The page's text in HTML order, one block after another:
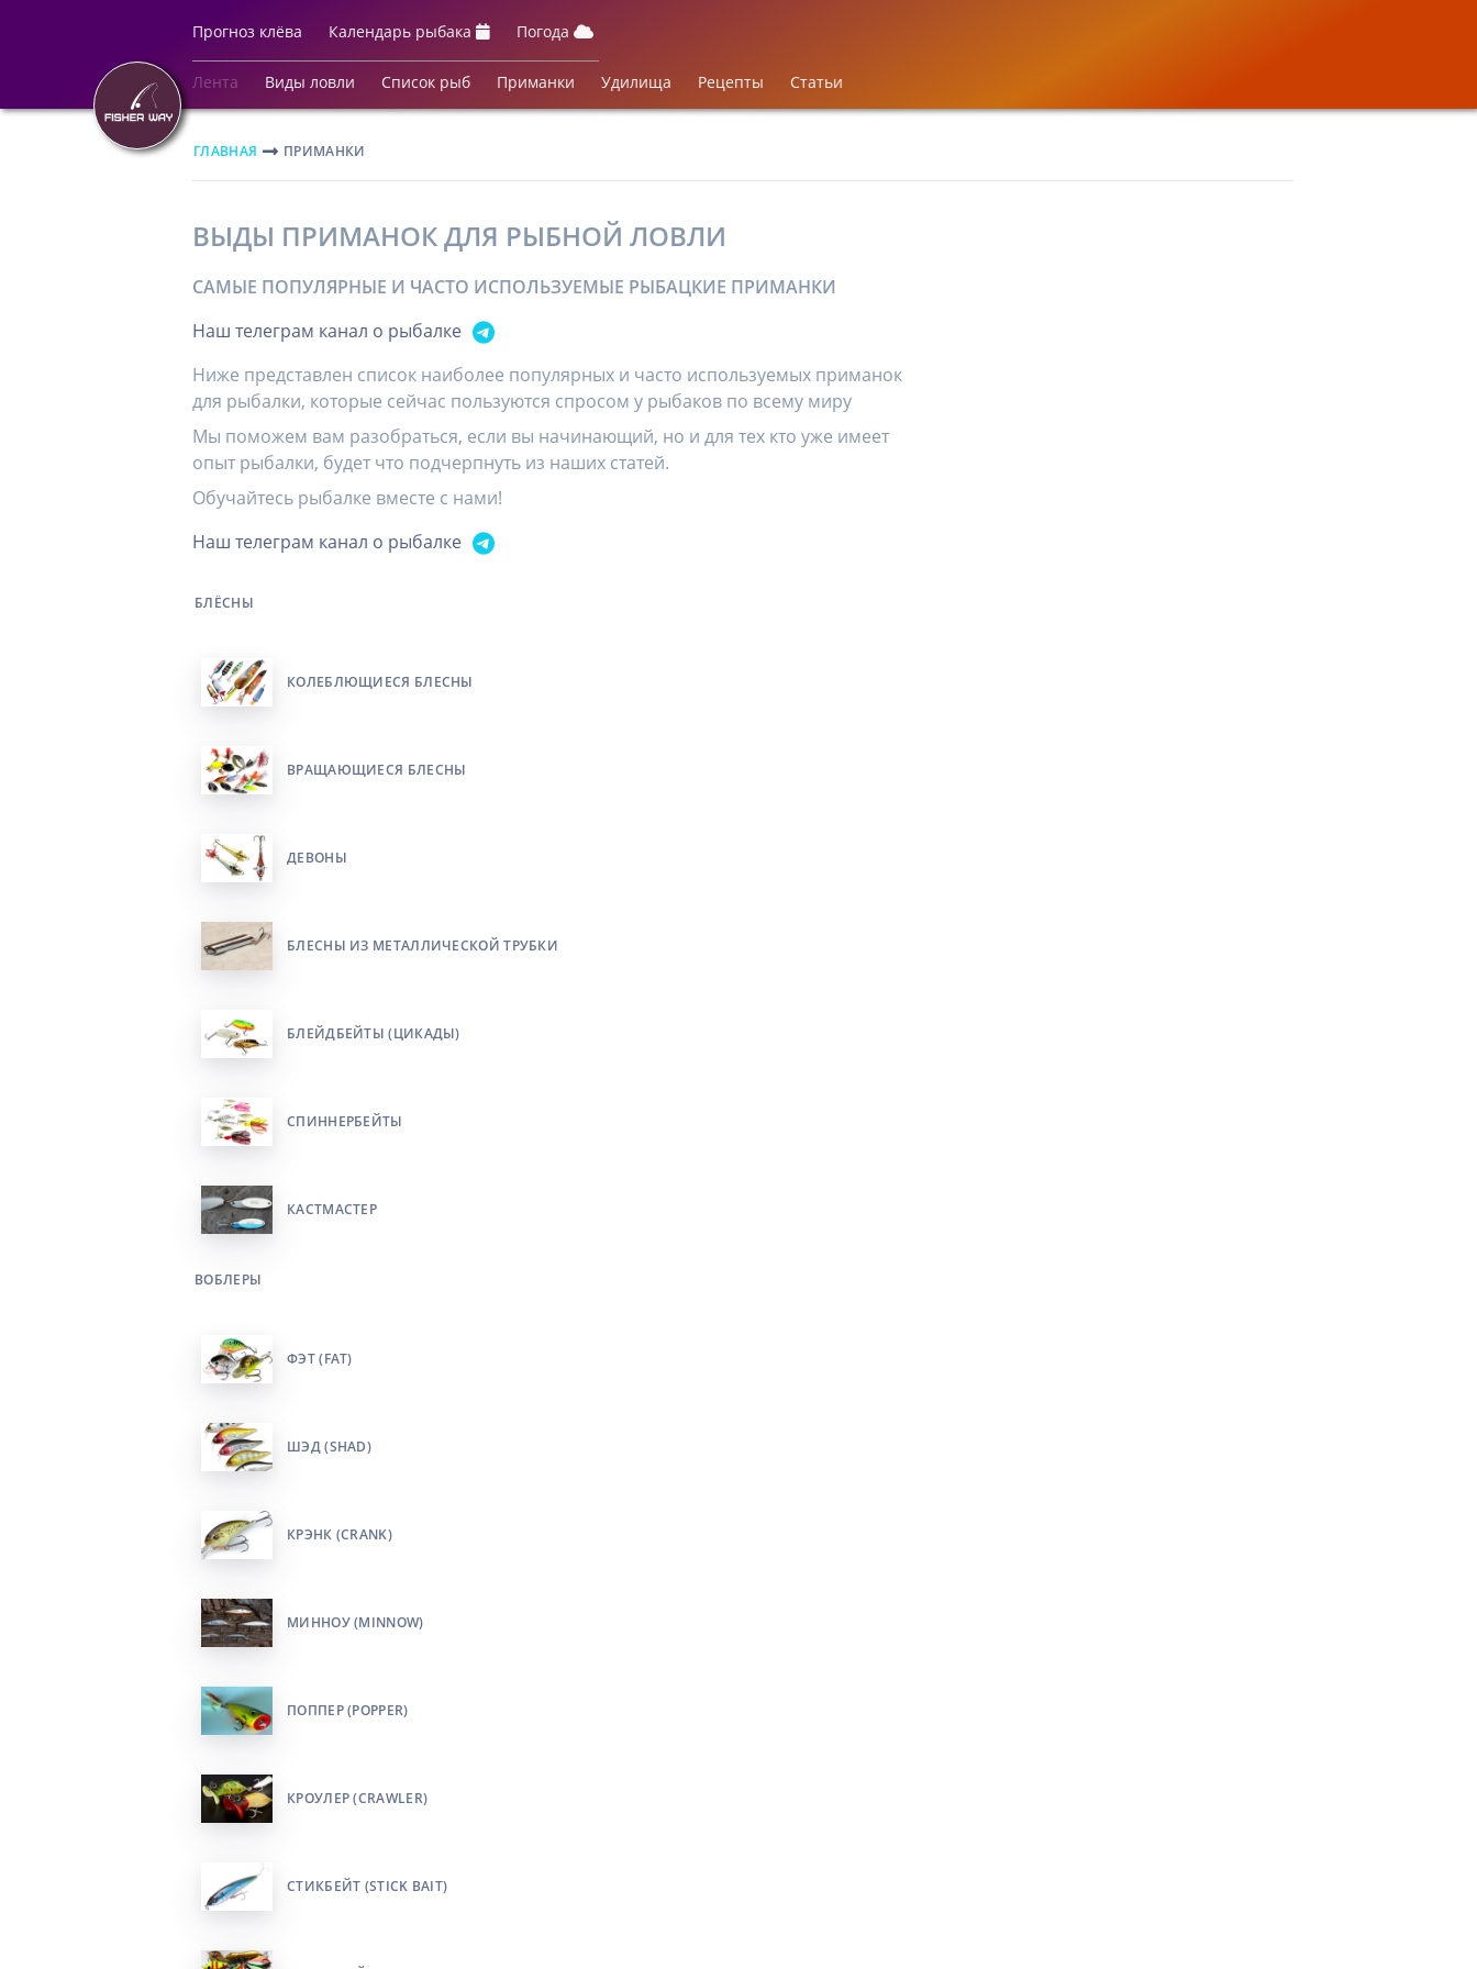
Прогноз клёва Календарь рыбака Погода
Лента Виды ловли Список рыб Приманки Удилища Рецепты Статьи
ГЛАВНАЯ ПРИМАНКИ
ВЫДЫ ПРИМАНОК ДЛЯ РЫБНОЙ ЛОВЛИ
САМЫЕ ПОПУЛЯРНЫЕ И ЧАСТО ИСПОЛЬЗУЕМЫЕ РЫБАЦКИЕ ПРИМАНКИ
Наш телеграм канал о рыбалке
Ниже представлен список наиболее популярных и часто используемых приманок
для рыбалки, которые сейчас пользуются спросом у рыбаков по всему миру
Мы поможем вам разобраться, если вы начинающий, но и для тех кто уже имеет
опыт рыбалки, будет что подчерпнуть из наших статей.
Обучайтесь рыбалке вместе с нами!
Наш телеграм канал о рыбалке
БЛЁСНЫ
КОЛЕБЛЮЩИЕСЯ БЛЕСНЫ
ВРАЩАЮЩИЕСЯ БЛЕСНЫ
ДЕВОНЫ
БЛЕСНЫ ИЗ МЕТАЛЛИЧЕСКОЙ ТРУБКИ
БЛЕЙДБЕЙТЫ (ЦИКАДЫ)
СПИННЕРБЕЙТЫ
КАСТМАСТЕР
ВОБЛЕРЫ
ФЭТ (FAT)
ШЭД (SHAD)
КРЭНК (CRANK)
МИННОУ (MINNOW)
ПОППЕР (POPPER)
КРОУЛЕР (CRAWLER)
СТИКБЕЙТ (STICK BAIT)